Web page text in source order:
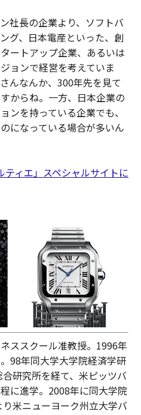
社長の企業より、ソフトバ
グ、日本電産といった、創
ートアップ企業、あるいは
ョンで経営を考えていま
んなんか、300年先を見て
からね。一方、日本企業の
ンを持っている企業でも、
になっている場合が多いん
ィエ」スペシャルサイトに
ススクール准教授。1996年
98年同大学大学院経済学研
研究所を経て、米ピッツバ
に進学。2008年に同大学院
米ニューヨーク州立大学バ